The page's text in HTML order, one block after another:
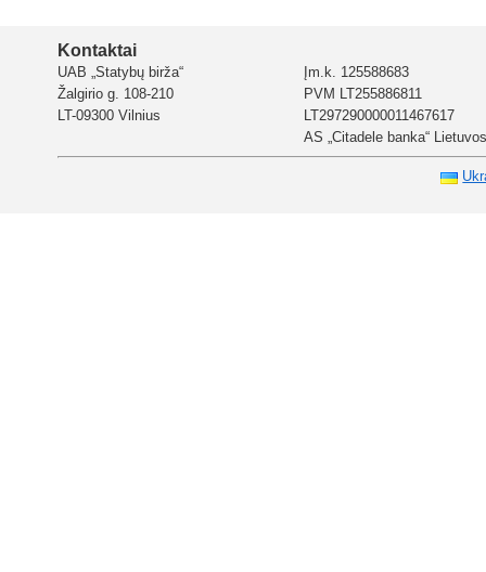
Kontaktai
UAB „Statybų birža“
Žalgirio g. 108-210
LT-09300 Vilnius
Įm.k. 125588683
PVM LT255886811
LT297290000011467617
AS „Citadele banka“